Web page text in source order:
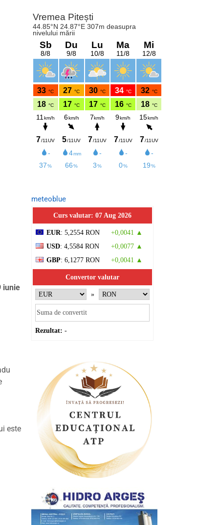
iunie
este
meteoblue
Curs valutar: 07 Aug 2026
EUR: 5,2554 RON
+0,0041 ▲
USD: 4,5584 RON
+0,0077 ▲
GBP: 6,1277 RON +0,0041 ▲
Convertor valutar
»
Rezultat: -